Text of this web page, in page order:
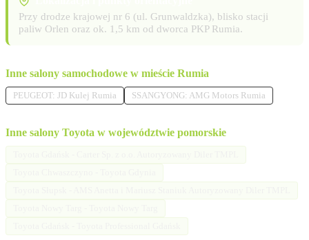
Przy drodze krajowej nr 6 (ul. Grunwaldzka), blisko stacji
paliw Orlen oraz ok. 1,5 km od dworca PKP Rumia.
Inne salony samochodowe w mieście Rumia
PEUGEOT: JD Kulej Rumia SSANGYONG: AMG Motors Rumia
Inne salony Toyota w województwie pomorskie